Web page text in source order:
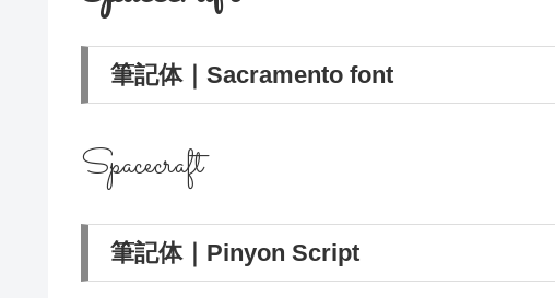
筆記体｜Sacramento font
Spacecraft
筆記体｜Pinyon Script